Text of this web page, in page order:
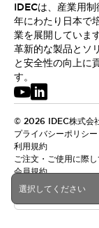
選択してください
IDECは、産業用
年にわたり日本で
業を展開しています
革新的な製品とソ
と安全性の向上に
す。
© 2026 IDEC株式会
プライバシーポリシー
利用規約
ご注文・ご使用に際
会員規約
日本